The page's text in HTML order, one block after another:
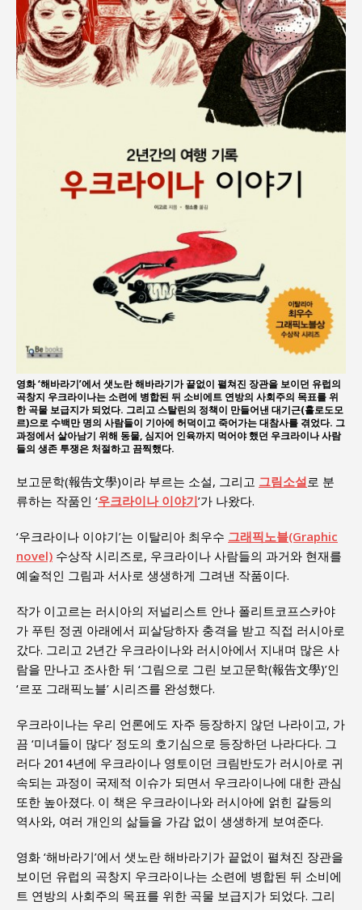
영화 ‘해바라기’에서 샛노란 해바라기가 끝없이 펼쳐진 장관을 보이던 유럽의
곡창지 우크라이나는 소련에 병합된 뒤 소비에트 연방의 사회주의 목표를 위
한 곡물 보급지가 되었다. 그리고 스탈린의 정책이 만들어낸 대기근(홀로도모
르)으로 수백만 명의 사람들이 기아에 허덕이고 죽어가는 대참사를 겪었다. 그
과정에서 살아남기 위해 동물, 심지어 인육까지 먹어야 했던 우크라이나 사람
들의 생존 투쟁은 처절하고 끔찍했다.
보고문학(報告文學)이라 부르는 소설, 그리고 그림소설로 분
류하는 작품인 ‘우크라이나 이야기’가 나왔다.
‘우크라이나 이야기’는 이탈리아 최우수 그래픽노블(Graphic
novel) 수상작 시리즈로, 우크라이나 사람들의 과거와 현재를
예술적인 그림과 서사로 생생하게 그려낸 작품이다.
작가 이고르는 러시아의 저널리스트 안나 폴리트코프스카야
가 푸틴 정권 아래에서 피살당하자 충격을 받고 직접 러시아로
갔다. 그리고 2년간 우크라이나와 러시아에서 지내며 많은 사
람을 만나고 조사한 뒤 ‘그림으로 그린 보고문학(報告文學)’인
‘르포 그래픽노블’ 시리즈를 완성했다.
우크라이나는 우리 언론에도 자주 등장하지 않던 나라이고, 가
끔 ‘미녀들이 많다’ 정도의 호기심으로 등장하던 나라다다. 그
러다 2014년에 우크라이나 영토이던 크림반도가 러시아로 귀
속되는 과정이 국제적 이슈가 되면서 우크라이나에 대한 관심
또한 높아졌다. 이 책은 우크라이나와 러시아에 얽힌 갈등의
역사와, 여러 개인의 삶들을 가감 없이 생생하게 보여준다.
영화 ‘해바라기’에서 샛노란 해바라기가 끝없이 펼쳐진 장관을
보이던 유럽의 곡창지 우크라이나는 소련에 병합된 뒤 소비에
트 연방의 사회주의 목표를 위한 곡물 보급지가 되었다. 그리